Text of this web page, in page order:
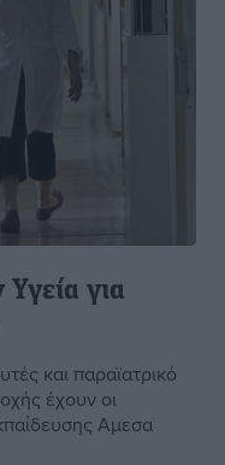
για
και παραϊατρικό
έχουν οι
Αμεσα